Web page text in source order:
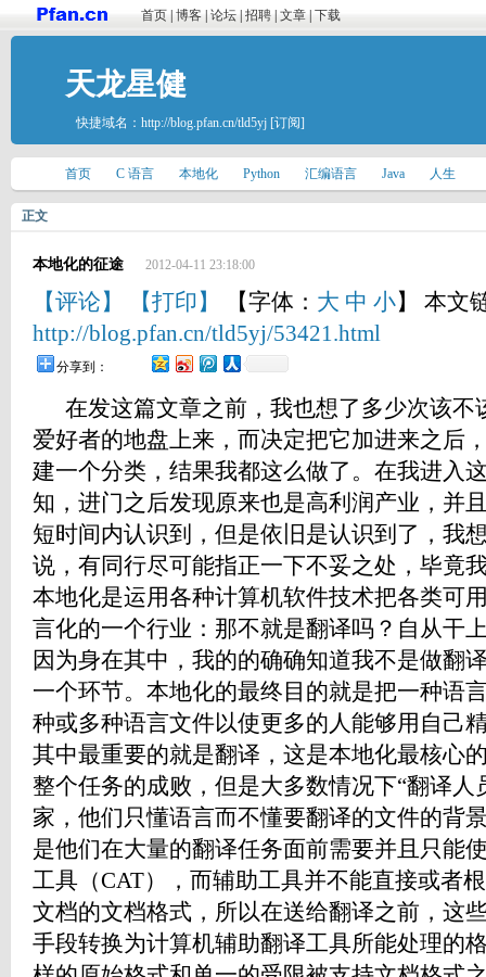
首页 博客 论坛 招聘 文章 下载
天龙星健
快捷域名： http://blog.pfan.cn/tld5yj [订阅]
首页 C 语言 本地化 Python 汇编语言 Java 人生
正文
本地化的征途 2012-04-11 23:18:00
【评论】 【打印】 【字体： 大 中 小】 本文
http://blog.pfan.cn/tld5yj/53421.html
分享到：
在发这篇文章之前，我也想了多少次该不
爱好者的地盘上来，而决定把它加进来之后
建一个分类，结果我都这么做了。在我进入
知，进门之后发现原来也是高利润产业，并
短时间内认识到，但是依旧是认识到了，我
说，有同行尽可能指正一下不妥之处，毕
本地化是运用各种计算机软件技术把各类可
言化的一个行业：那不就是翻译吗？自从干
因为身在其中，我的的确确知道我不是做翻
一个环节。本地化的最终目的就是把一种语
种或多种语言文件以使更多的人能够用自己
其中最重要的就是翻译，这是本地化最核心
整个任务的成败，但是大多数情况下“翻译人
家，他们只懂语言而不懂要翻译的文件的背
是他们在大量的翻译任务面前需要并且只能
工具（CAT），而辅助工具并不能直接或者
文档的文档格式，所以在送给翻译之前，这
手段转换为计算机辅助翻译工具所能处理的